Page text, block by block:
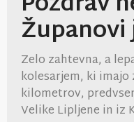
Županovi
Zelo zahtevna, a
kolesarjem, ki imajo
kilometrov,
Velike Lipljene in iz